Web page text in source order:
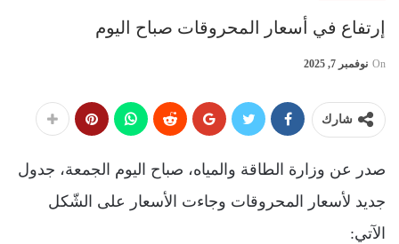
إرتفاع في أسعار المحروقات صباح اليوم
On نوفمبر 7, 2025
شارك
صدر عن وزارة الطاقة والمياه، صباح اليوم الجمعة، جدول
جديد لأسعار المحروقات وجاءت الأسعار على الشّكل
الآتي: